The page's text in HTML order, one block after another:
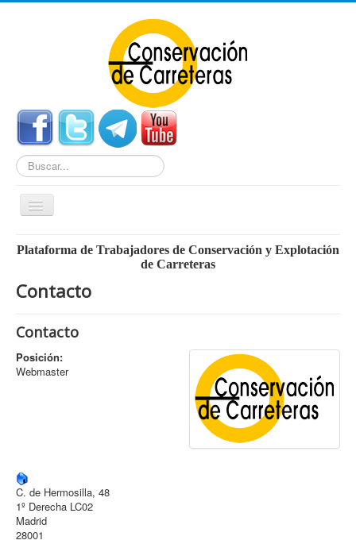
Buscar...
Cambiar
navegación
Home
Centros de Conservación
Empleo
Enlaces Externos
Archivo
Plataforma de Trabajadores de Conservación y Explotación
de Carreteras
Contacto
Contacto
Posición:
Webmaster
C. de Hermosilla, 48
1º Derecha LC02
Madrid
28001